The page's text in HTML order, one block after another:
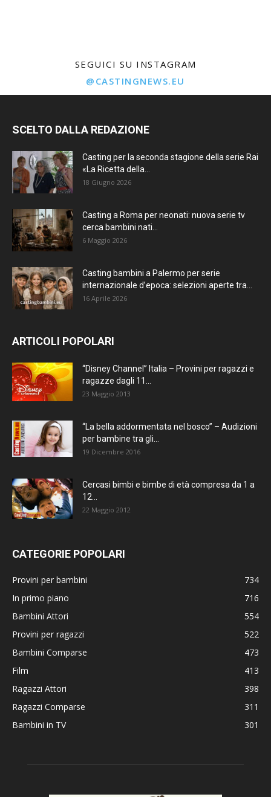
SEGUICI SU INSTAGRAM
@CASTINGNEWS.EU
SCELTO DALLA REDAZIONE
Casting per la seconda stagione della serie Rai
«La Ricetta della...
18 Giugno 2026
Casting a Roma per neonati: nuova serie tv
cerca bambini nati...
6 Maggio 2026
Casting bambini a Palermo per serie
internazionale d’epoca: selezioni aperte tra...
16 Aprile 2026
ARTICOLI POPOLARI
“Disney Channel” Italia – Provini per ragazzi e
ragazze dagli 11...
23 Maggio 2013
“La bella addormentata nel bosco” – Audizioni
per bambine tra gli...
19 Dicembre 2016
Cercasi bimbi e bimbe di età compresa da 1 a
12...
22 Maggio 2012
CATEGORIE POPOLARI
Provini per bambini
734
In primo piano
716
Bambini Attori
554
Provini per ragazzi
522
Bambini Comparse
473
Film
413
Ragazzi Attori
398
Ragazzi Comparse
311
Bambini in TV
301